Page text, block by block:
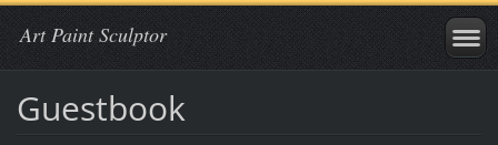
Art Paint Sculptor
Guestbook